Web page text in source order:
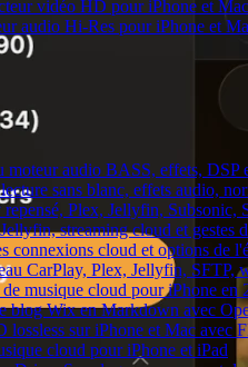
vidéo HD pour iPhone et Mac
audio Hi-Res pour iPhone et
moteur audio BASS, effets, DSP
sans blanc, effets audio,
Plex, Jellyfin, Subsonic,
streaming cloud et gestes
connexions cloud et options de
CarPlay, Plex, Jellyfin, SFTP,
musique cloud pour iPhone en
blog Wix en Markdown avec
sur iPhone et Mac avec
cloud pour iPhone et iPad